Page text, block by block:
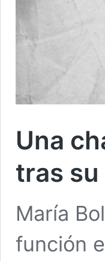
Una
tras
María
función